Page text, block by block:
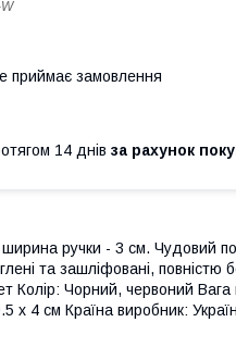
приймає замовлення
14 днів за рахунок
ручки - 3 см. Чудовий
та зашліфовані, повністю
Колір: Чорний, червоний Вага
x 4 см Країна виробник: